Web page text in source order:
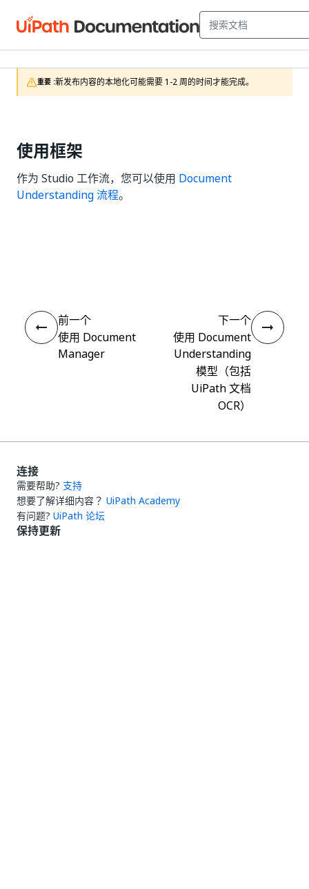
重要 :新发布内容的本地化可能需要 1-2 周的时间才能完成。
使用框架
作为 Studio 工作流，您可以使用 Document
Understanding 流程。
前一个
使用 Document
Manager
下一个
使用 Document
Understanding
模型（包括
UiPath 文档
OCR）
连接
需要帮助? 支持
想要了解详细内容？ UiPath Academy
有问题? UiPath 论坛
保持更新